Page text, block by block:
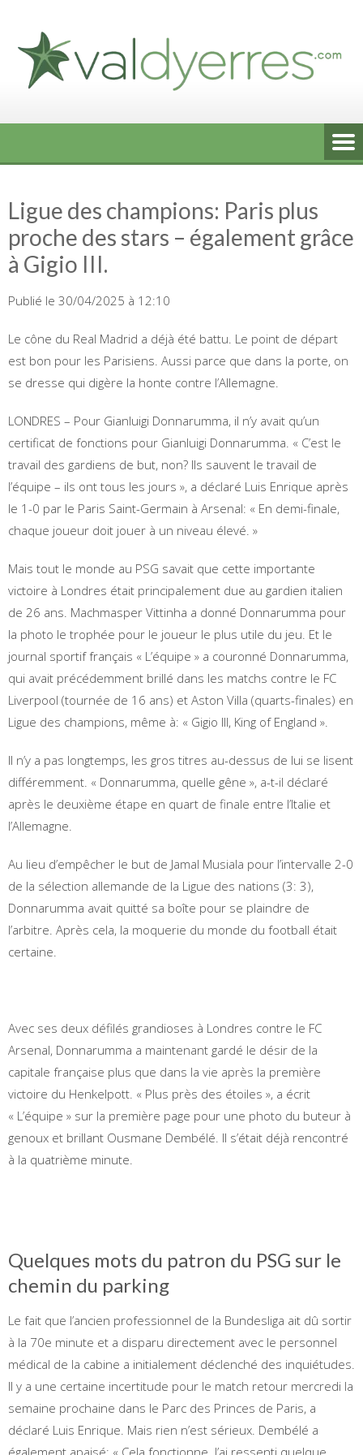
content
Ligue des champions: Paris plus
proche des stars – également grâce
à Gigio III.
Publié le 30/04/2025 à 12:10
Le cône du Real Madrid a déjà été battu. Le point de départ
est bon pour les Parisiens. Aussi parce que dans la porte, on
se dresse qui digère la honte contre l’Allemagne.
LONDRES – Pour Gianluigi Donnarumma, il n’y avait qu’un
certificat de fonctions pour Gianluigi Donnarumma. « C’est le
travail des gardiens de but, non? Ils sauvent le travail de
l’équipe – ils ont tous les jours », a déclaré Luis Enrique après
le 1-0 par le Paris Saint-Germain à Arsenal: « En demi-finale,
chaque joueur doit jouer à un niveau élevé. »
Mais tout le monde au PSG savait que cette importante
victoire à Londres était principalement due au gardien italien
de 26 ans. Machmasper Vittinha a donné Donnarumma pour
la photo le trophée pour le joueur le plus utile du jeu. Et le
journal sportif français « L’équipe » a couronné Donnarumma,
qui avait précédemment brillé dans les matchs contre le FC
Liverpool (tournée de 16 ans) et Aston Villa (quarts-finales) en
Ligue des champions, même à: « Gigio III, King of England ».
Il n’y a pas longtemps, les gros titres au-dessus de lui se lisent
différemment. « Donnarumma, quelle gêne », a-t-il déclaré
après le deuxième étape en quart de finale entre l’Italie et
l’Allemagne.
Au lieu d’empêcher le but de Jamal Musiala pour l’intervalle 2-0
de la sélection allemande de la Ligue des nations (3: 3),
Donnarumma avait quitté sa boîte pour se plaindre de
l’arbitre. Après cela, la moquerie du monde du football était
certaine.
Avec ses deux défilés grandioses à Londres contre le FC
Arsenal, Donnarumma a maintenant gardé le désir de la
capitale française plus que dans la vie après la première
victoire du Henkelpott. « Plus près des étoiles », a écrit
« L’équipe » sur la première page pour une photo du buteur à
genoux et brillant Ousmane Dembélé. Il s’était déjà rencontré
à la quatrième minute.
Quelques mots du patron du PSG sur le
chemin du parking
Le fait que l’ancien professionnel de la Bundesliga ait dû sortir
à la 70e minute et a disparu directement avec le personnel
médical de la cabine a initialement déclenché des inquiétudes.
Il y a une certaine incertitude pour le match retour mercredi la
semaine prochaine dans le Parc des Princes de Paris, a
déclaré Luis Enrique. Mais rien n’est sérieux. Dembélé a
également apaisé: « Cela fonctionne. J’ai ressenti quelque